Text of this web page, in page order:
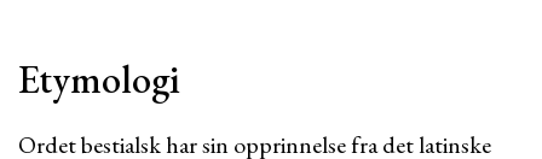
Etymologi
Ordet bestialsk har sin opprinnelse fra det latinske